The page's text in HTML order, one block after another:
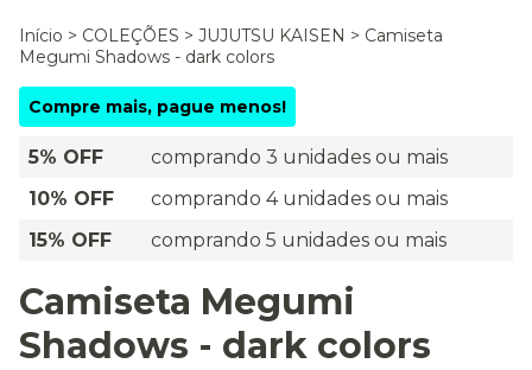
Início > COLEÇÕES > JUJUTSU KAISEN > Camiseta
Megumi Shadows - dark colors
Compre mais, pague menos!
5% OFF
comprando 3 unidades ou mais
10% OFF
comprando 4 unidades ou mais
15% OFF
comprando 5 unidades ou mais
Camiseta Megumi
Shadows - dark colors